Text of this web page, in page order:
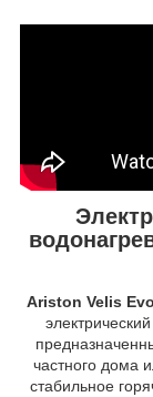
Ariston Velis
частного дома
стабильное